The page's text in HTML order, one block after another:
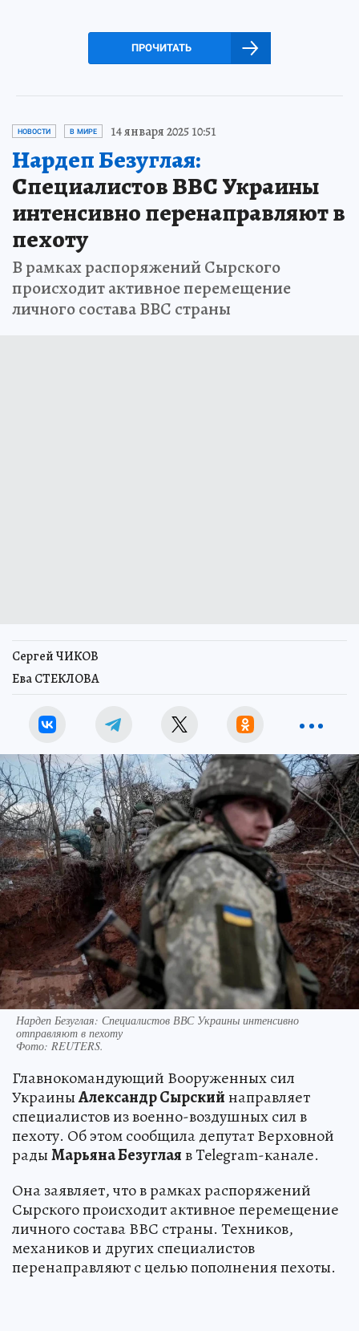
ПРОЧИТАТЬ
НОВОСТИ В МИРЕ 14 января 2025 10:51
Нардеп Безуглая:
Специалистов ВВС Украины
интенсивно перенаправляют в
пехоту
В рамках распоряжений Сырского
происходит активное перемещение
личного состава ВВС страны
Сергей ЧИКОВ
Ева СТЕКЛОВА
Нардеп Безуглая: Специалистов ВВС Украины интенсивно
отправляют в пехоту
Фото: REUTERS.
Главнокомандующий Вооруженных сил
УкраиныАлександр Сырскийнаправляет
специалистов из военно-воздушных сил в
пехоту. Об этом сообщила депутат Верховной
радыМарьяна Безуглаяв Telegram-канале.
Она заявляет, что в рамках распоряжений
Сырского происходит активное перемещение
личного состава ВВС страны. Техников,
механиков и других специалистов
перенаправляют с целью пополнения пехоты.